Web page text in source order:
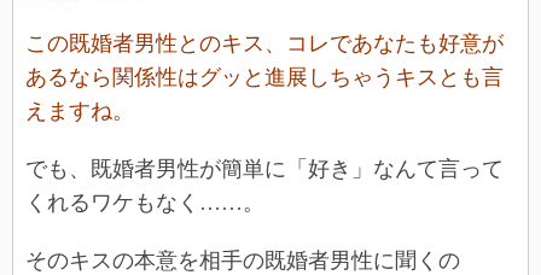
この既婚者男性とのキス、コレであなたも好意が
あるなら関係性はグッと進展しちゃうキスとも言
えますね。
でも、既婚者男性が簡単に「好き」なんて言って
くれるワケもなく……。
そのキスの本意を相手の既婚者男性に聞くの